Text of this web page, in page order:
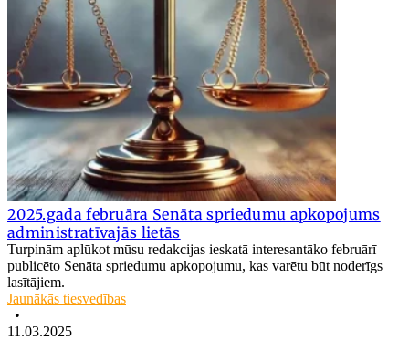
2025.gada februāra Senāta spriedumu apkopojums
administratīvajās lietās
Turpinām aplūkot mūsu redakcijas ieskatā interesantāko februārī
publicēto Senāta spriedumu apkopojumu, kas varētu būt noderīgs
lasītājiem.
Jaunākās tiesvedības
•
11.03.2025